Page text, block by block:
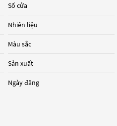
Số cửa
Nhiên liệu
Màu sắc
Sản xuất
Ngày đăng